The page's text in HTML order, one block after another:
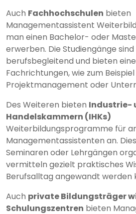
Auch Fachhochschulen bieten
Managementassistent
man einen Bachelor- oder
erwerben. Die Studiengänge
berufsbegleitend und bieten
Fachrichtungen, wie zum
Projektmanagement oder
Des Weiteren bieten Industrie-
Handelskammern (IHKs)
Weiterbildungsprogramme für
Managementassistenten an.
Seminaren oder Lehrgängen
vermitteln gezielt praktisches
Berufsalltag angewandt werden
Auch private Bildungsträger
Schulungszentren bieten